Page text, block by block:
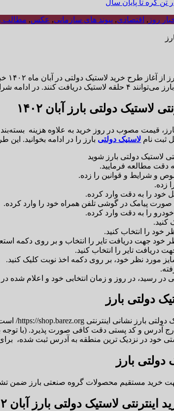
روز , اقتصادی, پیوند های سازمانی, عکس, مطالب
شرایط ثبت نام را بخوانید.
لاستیک دولتی بارز آبان ۱۴۰۲
ثبت نام لاستیک دولتی بارز را در ادامه بخوانید.
لاستیک دولتی بارز شوید
دقت مطالعه فرمایید.
و شرایط و قوانین را زده.
زده.
خود را به دقت وارد کرده.
را به دقت وارد کرده.
کنید.
را انتخاب کنید.
خود جهت دریافت تایر را انتخاب و بر روی دکمه
دریافت تایر را انتخاب کنید.
سایز مورد نظر خود، بر روی دکمه اخذ نوبت کلیک کنید.
در رسید، در روز و زمان انتخابی خود و اعلام شده
دولتی بارز
آدرس و کد پستی دقت کافی صورت پذیرد. (با
خود در نزدیک ترین منطقه به آدرس ثبت شده،
بارز
مستقیم محصولات گروه صنعتی بارز ضمن تشکر از اعتماد و
لاستیک دولتی بارز آبان ۱۴۰۲